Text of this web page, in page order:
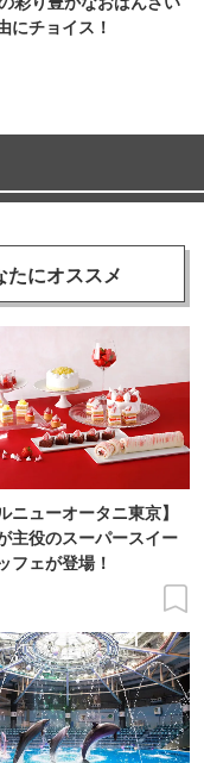
にチョイス！
たにオススメ
ニューオータニ東京】
主役のスーパースイー
フェが登場！